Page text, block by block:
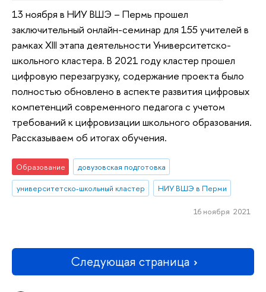
13 ноября в НИУ ВШЭ – Пермь прошел
заключительный онлайн-семинар для 155 учителей в
рамках XIII этапа деятельности Университетско-
школьного кластера. В 2021 году кластер прошел
цифровую перезагрузку, содержание проекта было
полностью обновлено в аспекте развития цифровых
компетенций современного педагога с учетом
требований к цифровизации школьного образования.
Рассказываем об итогах обучения.
Образование
довузовская подготовка
университетско-школьный кластер
НИУ ВШЭ в Перми
16 ноября 2021
Следующая страница